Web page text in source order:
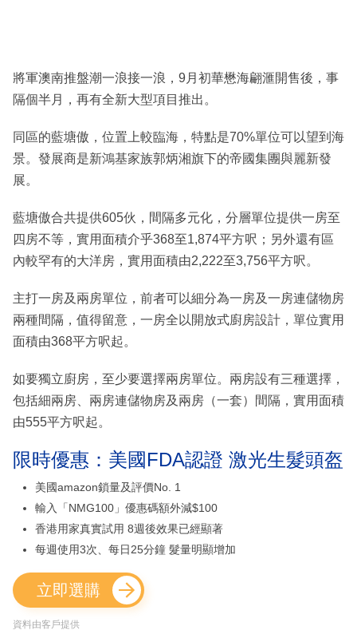
將軍澳南推盤潮一浪接一浪，9月初華懋海翩滙開售後，事
隔個半月，再有全新大型項目推出。
同區的藍塘傲，位置上較臨海，特點是70%單位可以望到海
景。發展商是新鴻基家族郭炳湘旗下的帝國集團與麗新發
展。
藍塘傲合共提供605伙，間隔多元化，分層單位提供一房至
四房不等，實用面積介乎368至1,874平方呎；另外還有區
內較罕有的大洋房，實用面積由2,222至3,756平方呎。
主打一房及兩房單位，前者可以細分為一房及一房連儲物房
兩種間隔，值得留意，一房全以開放式廚房設計，單位實用
面積由368平方呎起。
如要獨立廚房，至少要選擇兩房單位。兩房設有三種選擇，
包括細兩房、兩房連儲物房及兩房（一套）間隔，實用面積
由555平方呎起。
限時優惠：美國FDA認證 激光生髮頭盔
美國amazon鎖量及評價No. 1
輸入「NMG100」優惠碼額外減$100
香港用家真實試用 8週後效果已經顯著
每週使用3次、每日25分鐘 髮量明顯增加
立即選購
資料由客戶提供